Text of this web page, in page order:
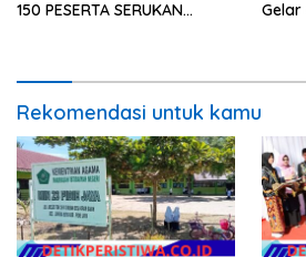
150 PESERTA SERUKAN
Rekomendasi untuk kamu